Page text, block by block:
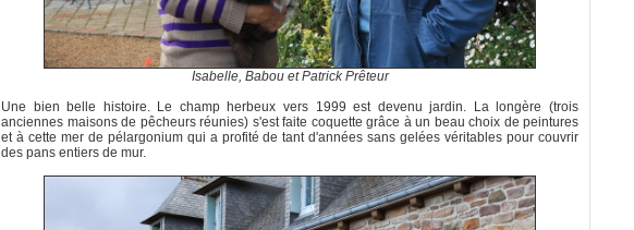
Isabelle, Babou et Patrick Prêteur
Une bien belle histoire. Le champ herbeux vers 1999 est devenu jardin. La longère (trois
anciennes maisons de pêcheurs réunies) s'est faite coquette grâce à un beau choix de peintures
et à cette mer de pélargonium qui a profité de tant d'années sans gelées véritables pour couvrir
des pans entiers de mur.